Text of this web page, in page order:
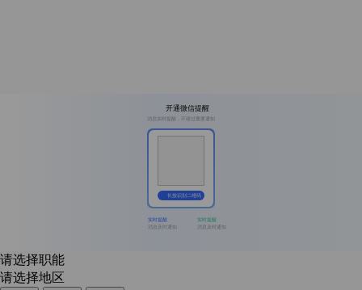
开通微信提醒
消息实时提醒，不错过重要通知
长按识别二维码
实时提醒
消息及时通知
实时提醒
消息及时通知
请选择职能
请选择地区